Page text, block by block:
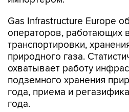
Gas Infrastructure Europe
операторов, работающих
транспортировки,
природного газа.
охватывает работу
подземного хранения
года, приема и
года.